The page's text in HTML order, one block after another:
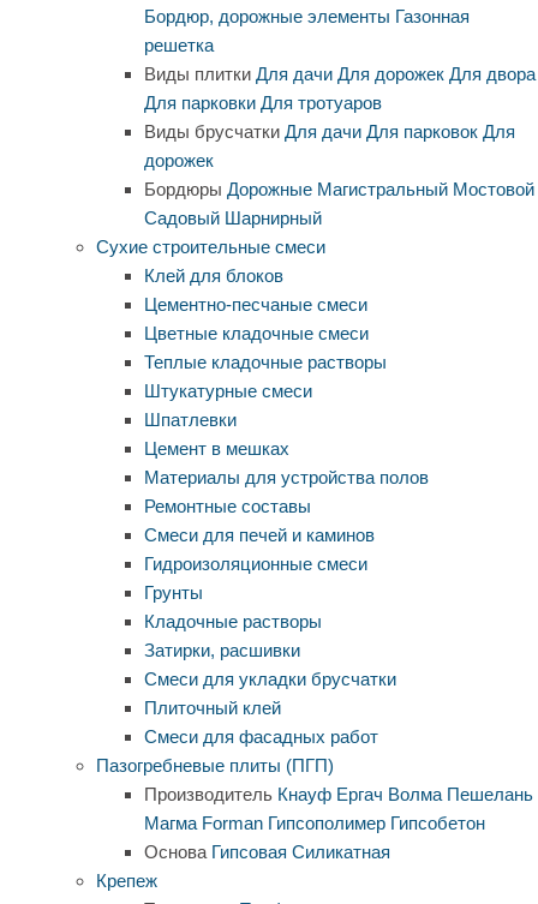
Бордюр, дорожные элементы Газонная
решетка
Виды плитки Для дачи Для дорожек Для двора
Для парковки Для тротуаров
Виды брусчатки Для дачи Для парковок Для
дорожек
Бордюры Дорожные Магистральный Мостовой
Садовый Шарнирный
Сухие строительные смеси
Клей для блоков
Цементно-песчаные смеси
Цветные кладочные смеси
Теплые кладочные растворы
Штукатурные смеси
Шпатлевки
Цемент в мешках
Материалы для устройства полов
Ремонтные составы
Смеси для печей и каминов
Гидроизоляционные смеси
Грунты
Кладочные растворы
Затирки, расшивки
Смеси для укладки брусчатки
Плиточный клей
Смеси для фасадных работ
Пазогребневые плиты (ПГП)
Производитель Кнауф Ергач Волма Пешелань
Магма Forman Гипсополимер Гипсобетон
Основа Гипсовая Силикатная
Крепеж